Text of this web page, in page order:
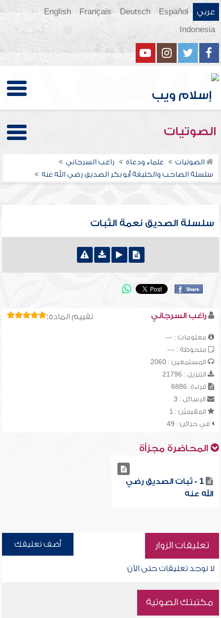
عربي Español
Deutsch
Français
English
Indonesia
الصوتيات
الصوتيات علماء ودعاة
راغب السرجاني
سلسلة الصاحب والخليفة أبو بكر الصديق رضي الله عنه
سلسلة الصديق نعمة الثبات
تقييم المادة: راغب السرجاني
معلومات : ---
ملحوظة : ---
المستمعين : 2060
التنزيل : 21796
قراءة: 6886
الرسائل : 3
المقيميّن : 1
في خزائن : 49
المحاضرة مجزأة
1 - ثبات الصديق رضي
الله عنه
تعليقات الزوار أضف تعليقك
لا توجد تعليقات حتى الآن
مكتبتك الصوتية